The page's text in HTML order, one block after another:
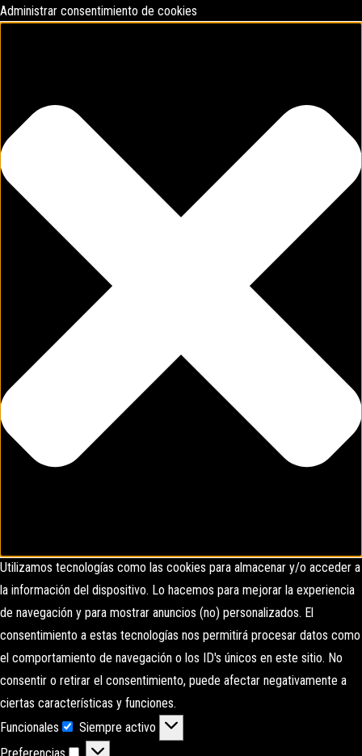
Administrar consentimiento de cookies
Utilizamos tecnologías como las cookies para almacenar y/o acceder a
la información del dispositivo. Lo hacemos para mejorar la experiencia
de navegación y para mostrar anuncios (no) personalizados. El
consentimiento a estas tecnologías nos permitirá procesar datos como
el comportamiento de navegación o los ID's únicos en este sitio. No
consentir o retirar el consentimiento, puede afectar negativamente a
ciertas características y funciones.
Funcionales
Funcionales
Siempre activo
Preferencias